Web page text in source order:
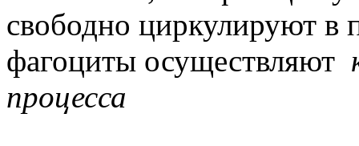
свободно циркулируют в
фагоциты осуществляют
процесса